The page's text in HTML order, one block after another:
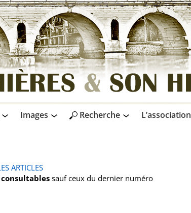
Images Recherche L’association
ARTICLES
sauf ceux du dernier numéro